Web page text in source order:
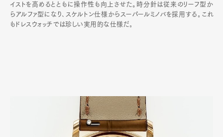
イストを高めるとともに操作性も向上させた。時分針は従来のリーフ型か
らアルファ型になり､スケルトン仕様からスーパールミノバを採用する｡これ
もドレスウォッチでは珍しい実用的な仕様だ｡